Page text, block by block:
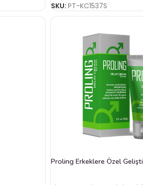
SKU: PT-KC1537S
Proling Erkeklere Özel